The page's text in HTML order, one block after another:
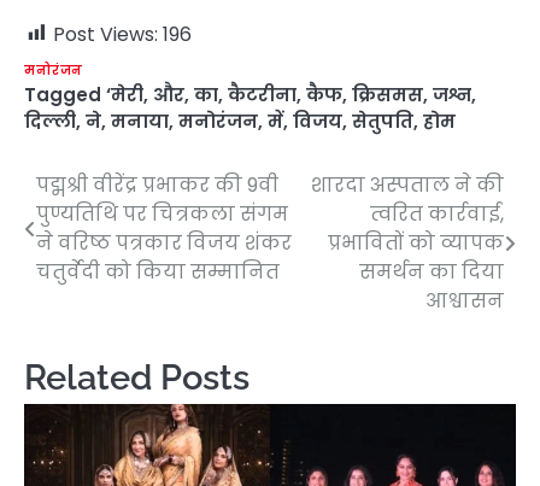
Post Views: 196
मनोरंजन
Tagged ‘मेरी, और, का, कैटरीना, कैफ, क्रिसमस, जश्न,
दिल्ली, ने, मनाया, मनोरंजन, में, विजय, सेतुपति, होम
Post
navigation
पद्मश्री वीरेंद्र प्रभाकर की 9वी
पुण्यतिथि पर चित्रकला संगम
ने वरिष्ठ पत्रकार विजय शंकर
चतुर्वेदी को किया सम्मानित
शारदा अस्पताल ने की
त्वरित कार्रवाई,
प्रभावितों को व्यापक
समर्थन का दिया
आश्वासन
Related Posts